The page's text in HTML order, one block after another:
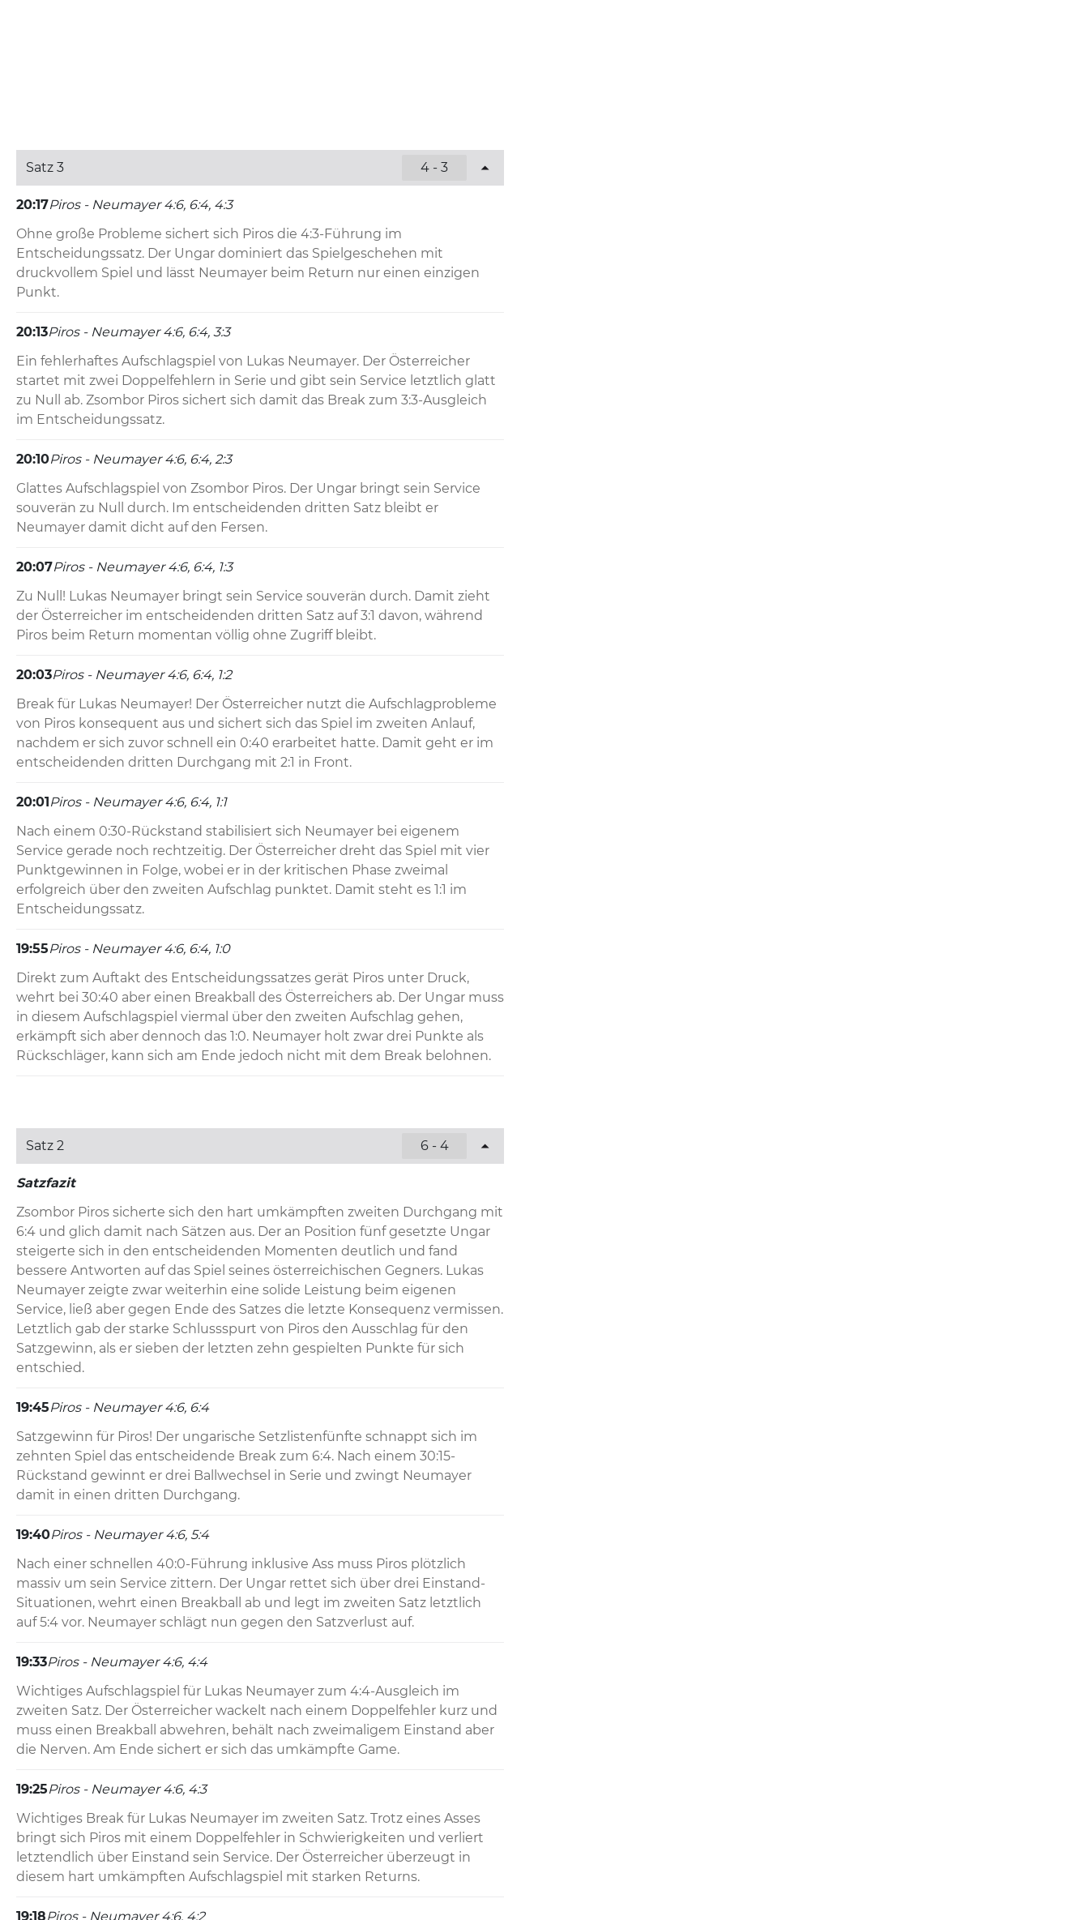
Satz 3 4 - 3
20:17Piros - Neumayer 4:6, 6:4, 4:3
Ohne große Probleme sichert sich Piros die 4:3-Führung im
Entscheidungssatz. Der Ungar dominiert das Spielgeschehen mit
druckvollem Spiel und lässt Neumayer beim Return nur einen einzigen
Punkt.
20:13Piros - Neumayer 4:6, 6:4, 3:3
Ein fehlerhaftes Aufschlagspiel von Lukas Neumayer. Der Österreicher
startet mit zwei Doppelfehlern in Serie und gibt sein Service letztlich glatt
zu Null ab. Zsombor Piros sichert sich damit das Break zum 3:3-Ausgleich
im Entscheidungssatz.
20:10Piros - Neumayer 4:6, 6:4, 2:3
Glattes Aufschlagspiel von Zsombor Piros. Der Ungar bringt sein Service
souverän zu Null durch. Im entscheidenden dritten Satz bleibt er
Neumayer damit dicht auf den Fersen.
20:07Piros - Neumayer 4:6, 6:4, 1:3
Zu Null! Lukas Neumayer bringt sein Service souverän durch. Damit zieht
der Österreicher im entscheidenden dritten Satz auf 3:1 davon, während
Piros beim Return momentan völlig ohne Zugriff bleibt.
20:03Piros - Neumayer 4:6, 6:4, 1:2
Break für Lukas Neumayer! Der Österreicher nutzt die Aufschlagprobleme
von Piros konsequent aus und sichert sich das Spiel im zweiten Anlauf,
nachdem er sich zuvor schnell ein 0:40 erarbeitet hatte. Damit geht er im
entscheidenden dritten Durchgang mit 2:1 in Front.
20:01 Piros - Neumayer 4:6, 6:4, 1:1
Nach einem 0:30-Rückstand stabilisiert sich Neumayer bei eigenem
Service gerade noch rechtzeitig. Der Österreicher dreht das Spiel mit vier
Punktgewinnen in Folge, wobei er in der kritischen Phase zweimal
erfolgreich über den zweiten Aufschlag punktet. Damit steht es 1:1 im
Entscheidungssatz.
19:55Piros - Neumayer 4:6, 6:4, 1:0
Direkt zum Auftakt des Entscheidungssatzes gerät Piros unter Druck,
wehrt bei 30:40 aber einen Breakball des Österreichers ab. Der Ungar muss
in diesem Aufschlagspiel viermal über den zweiten Aufschlag gehen,
erkämpft sich aber dennoch das 1:0. Neumayer holt zwar drei Punkte als
Rückschläger, kann sich am Ende jedoch nicht mit dem Break belohnen.
Satz 2 6 - 4
Satzfazit
Zsombor Piros sicherte sich den hart umkämpften zweiten Durchgang mit
6:4 und glich damit nach Sätzen aus. Der an Position fünf gesetzte Ungar
steigerte sich in den entscheidenden Momenten deutlich und fand
bessere Antworten auf das Spiel seines österreichischen Gegners. Lukas
Neumayer zeigte zwar weiterhin eine solide Leistung beim eigenen
Service, ließ aber gegen Ende des Satzes die letzte Konsequenz vermissen.
Letztlich gab der starke Schlussspurt von Piros den Ausschlag für den
Satzgewinn, als er sieben der letzten zehn gespielten Punkte für sich
entschied.
19:45Piros - Neumayer 4:6, 6:4
Satzgewinn für Piros! Der ungarische Setzlistenfünfte schnappt sich im
zehnten Spiel das entscheidende Break zum 6:4. Nach einem 30:15-
Rückstand gewinnt er drei Ballwechsel in Serie und zwingt Neumayer
damit in einen dritten Durchgang.
19:40Piros - Neumayer 4:6, 5:4
Nach einer schnellen 40:0-Führung inklusive Ass muss Piros plötzlich
massiv um sein Service zittern. Der Ungar rettet sich über drei Einstand-
Situationen, wehrt einen Breakball ab und legt im zweiten Satz letztlich
auf 5:4 vor. Neumayer schlägt nun gegen den Satzverlust auf.
19:33Piros - Neumayer 4:6, 4:4
Wichtiges Aufschlagspiel für Lukas Neumayer zum 4:4-Ausgleich im
zweiten Satz. Der Österreicher wackelt nach einem Doppelfehler kurz und
muss einen Breakball abwehren, behält nach zweimaligem Einstand aber
die Nerven. Am Ende sichert er sich das umkämpfte Game.
19:25Piros - Neumayer 4:6, 4:3
Wichtiges Break für Lukas Neumayer im zweiten Satz. Trotz eines Asses
bringt sich Piros mit einem Doppelfehler in Schwierigkeiten und verliert
letztendlich über Einstand sein Service. Der Österreicher überzeugt in
diesem hart umkämpften Aufschlagspiel mit starken Returns.
19:18Piros - Neumayer 4:6, 4:2